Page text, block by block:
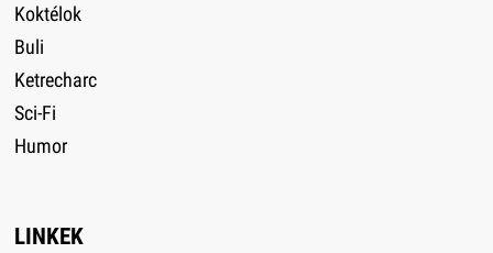
Koktélok
Buli
Ketrecharc
Sci-Fi
Humor
LINKEK